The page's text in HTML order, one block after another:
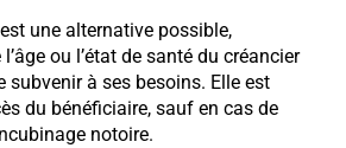
est une alternative possible,
ou l’état de santé du créancier
subvenir à ses besoins. Elle est
du bénéficiaire, sauf en cas de
notoire.